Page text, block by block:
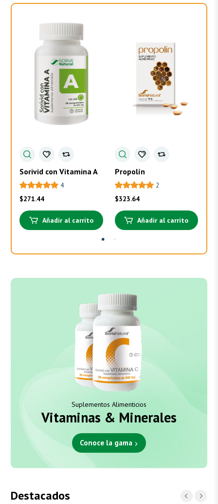
Sorivid con Vitamina A
4
$271.44
Añadir al carrito
Propolín
2
$323.64
Añadir al carrito
Suplementos Alimenticios
Vitaminas & Minerales
Conoce la gama
Destacados